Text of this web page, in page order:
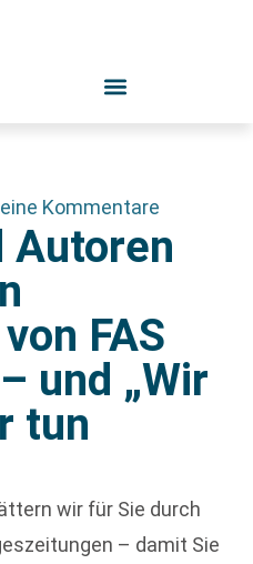
Kommentare
Autoren
FAS
und „Wir
tun
wir für Sie durch
– damit Sie